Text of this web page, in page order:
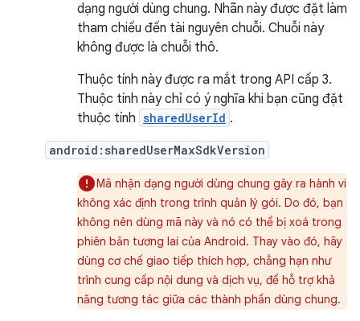
dạng người dùng chung. Nhãn này được đặt làm
tham chiếu đến tài nguyên chuỗi. Chuỗi này
không được là chuỗi thô.
Thuộc tính này được ra mắt trong API cấp 3.
Thuộc tính này chỉ có ý nghĩa khi bạn cũng đặt
thuộc tính sharedUserId .
android:sharedUserMaxSdkVersion
Mã nhận dạng người dùng chung gây ra hành vi
không xác định trong trình quản lý gói. Do đó, bạn
không nên dùng mã này và nó có thể bị xoá trong
phiên bản tương lai của Android. Thay vào đó, hãy
dùng cơ chế giao tiếp thích hợp, chẳng hạn như
trình cung cấp nội dung và dịch vụ, để hỗ trợ khả
năng tương tác giữa các thành phần dùng chung.